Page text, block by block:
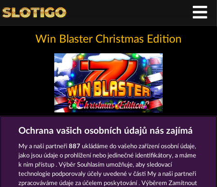
Win Blaster Christmas Edition
Podmínky Prohlášení o ochraně údajů
Kontakt Společnost Časté dotazy
Partnerský program Facebook
Ochrana vašich osobních údajů nás zajímá
My a naši partneři887 ukládáme do vašeho zařízení osobní údaje,
jako jsou údaje o prohlížení nebo jedinečné identifikátory, a máme
k nim přístup . Výběr Souhlasím umožňuje, aby sledovací
technologie podporovaly účely uvedené v části My a naši partneři
zpracováváme údaje za účelem poskytování . Výběrem Zamítnout